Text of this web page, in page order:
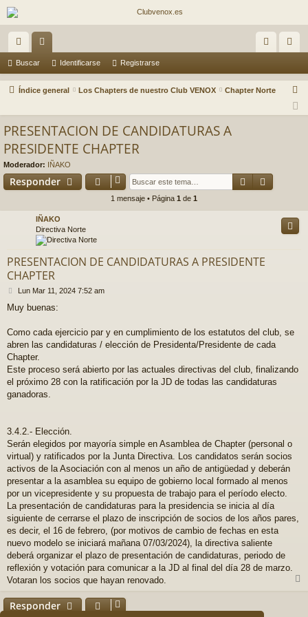
nl
ac
rá
pi
do
s
or
os nti ist
ra
Buscar Identificarse Registrarse
Índice general Los Chapters de nuestro Club VENOX Chapter Norte
PRESENTACION DE CANDIDATURAS A
PRESIDENTE CHAPTER
Moderador: IÑAKO
Responder Buscar
1 mensaje • Página 1 de 1
IÑAKO
Directiva Norte
PRESENTACION DE CANDIDATURAS A PRESIDENTE
CHAPTER
M
n
a
j
Lun Mar 11, 2024 7:52 am
Muy buenas:
Como cada ejercicio par y en cumplimiento de los estatutos del club, se
abren las candidaturas / elección de Presidenta/Presidente de cada
Chapter.
Este proceso será abierto por las actuales directivas del club, finalizando
el próximo 28 con la ratificación por la JD de todas las candidaturas
ganadoras.
3.4.2.- Elección.
Serán elegidos por mayoría simple en Asamblea de Chapter (personal o
virtual) y ratificados por la Junta Directiva. Los candidatos serán socios
activos de la Asociación con al menos un año de antigüedad y deberán
presentar a la asamblea su equipo de gobierno local formado al menos
por un vicepresidente y su propuesta de trabajo para el período electo.
La presentación de candidaturas para la presidencia se inicia al día
siguiente de cerrarse el plazo de inscripción de socios de los años pares,
es decir, el 16 de febrero, (por motivos de cambio de fechas en esta
nuevo modelo se iniciará mañana 07/03/2024), la directiva saliente
deberá organizar el plazo de presentación de candidaturas, periodo de
reflexión y votación para comunicar a la JD al final del día 28 de marzo.
Votaran los socios que hayan renovado.
Responder